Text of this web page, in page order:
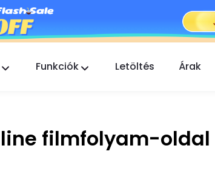
Finder
Funkciók Letöltés Árak
filmfolyam-oldal